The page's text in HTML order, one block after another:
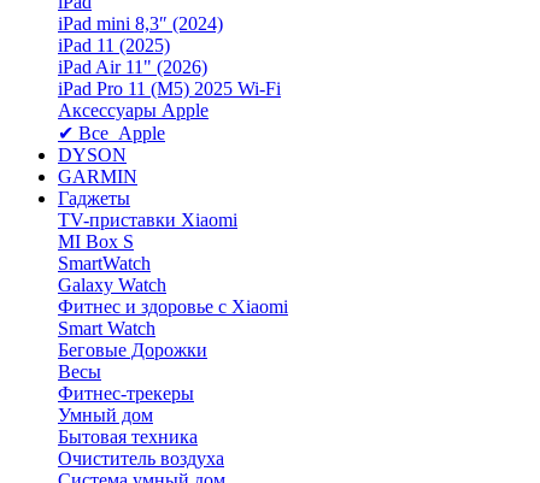
iPad mini 8,3″ (2024)
iPad 11 (2025)
iPad Air 11" (2026)
iPad Pro 11 (M5) 2025 Wi-Fi
Аксессуары Apple
✔ Все Apple
DYSON
GARMIN
Гаджеты
TV-приставки Xiaomi
MI Box S
SmartWatch
Galaxy Watch
Фитнес и здоровье с Xiaomi
Smart Watch
Беговые Дорожки
Весы
Фитнес-трекеры
Умный дом
Бытовая техника
Очиститель воздуха